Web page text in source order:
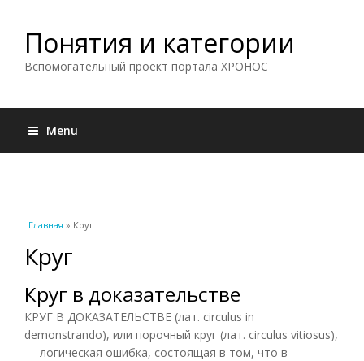
Понятия и категории
Вспомогательный проект портала ХРОНОС
Menu
Вы здесь
Главная » Круг
Круг
Круг в доказательстве
КРУГ В ДОКАЗАТЕЛЬСТВЕ (лат. circulus in
demonstrando), или порочный круг (лат. circulus vitiosus),
— логическая ошибка, состоящая в том, что в